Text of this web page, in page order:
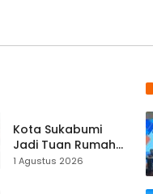
Kota Sukabumi
Jadi Tuan Rumah
Kontes Batu Akik
1 Agustus 2026